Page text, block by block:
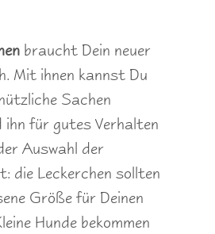
braucht Dein neuer
Mit ihnen kannst Du
Sachen
ihn für gutes Verhalten
Auswahl der
die Leckerchen sollten
Größe für Deinen
Hunde bekommen